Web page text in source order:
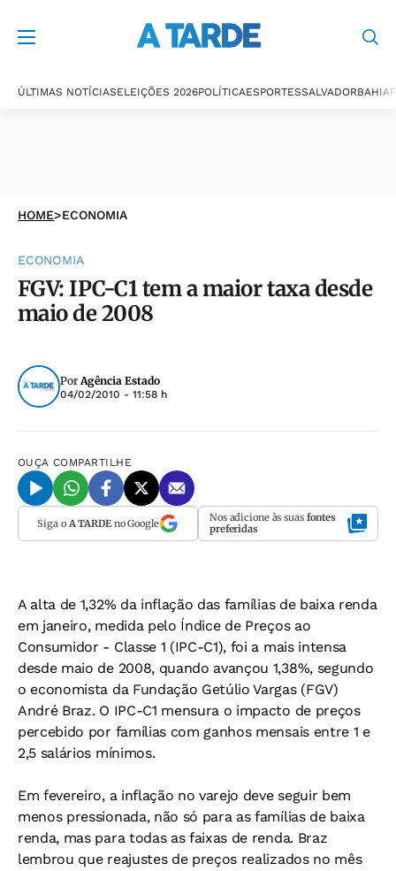
ÚLTIMAS NOTÍCIASELEIÇÕES 2026POLÍTICAESPORTESSALVADORBAHIA
HOME>ECONOMIA
ECONOMIA
FGV: IPC-C1 tem a maior taxa desde
maio de 2008
PorAgência Estado
04/02/2010 - 11:58 h
OUÇA COMPARTILHE
Siga o A TARDEno Google Nos adicione às suas fontes
preferidas
A alta de 1,32% da inflação das famílias de baixa renda
em janeiro, medida pelo Índice de Preços ao
Consumidor - Classe 1 (IPC-C1), foi a mais intensa
desde maio de 2008, quando avançou 1,38%, segundo
o economista da Fundação Getúlio Vargas (FGV)
André Braz. O IPC-C1 mensura o impacto de preços
percebido por famílias com ganhos mensais entre 1 e
2,5 salários mínimos.
Em fevereiro, a inflação no varejo deve seguir bem
menos pressionada, não só para as famílias de baixa
renda, mas para todas as faixas de renda. Braz
lembrou que reajustes de preços realizados no mês